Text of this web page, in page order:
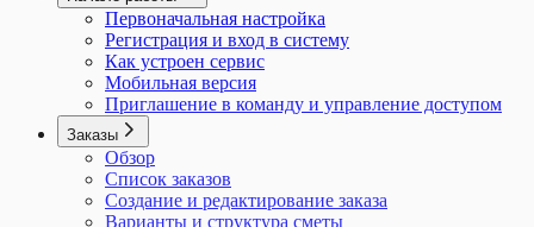
Первоначальная настройка
Регистрация и вход в систему
Как устроен сервис
Мобильная версия
Приглашение в команду и управление доступом
Заказы
Обзор
Список заказов
Создание и редактирование заказа
Варианты и структура сметы